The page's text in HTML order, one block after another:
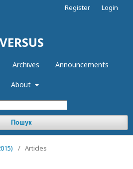
VERSUS
Archives Announcements
About
Пошук
Register Login
/ Articles